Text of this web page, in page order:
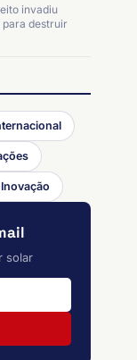
invadiu
destruir
solar